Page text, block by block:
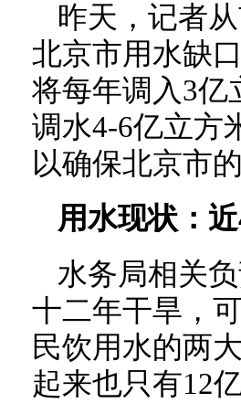
昨天，记者
北京市用水缺
将每年调入3亿
调水4-6亿立方
以确保北京市
用水现状：
水务局相关
十二年干旱，
民饮用水的两
起来也只有12